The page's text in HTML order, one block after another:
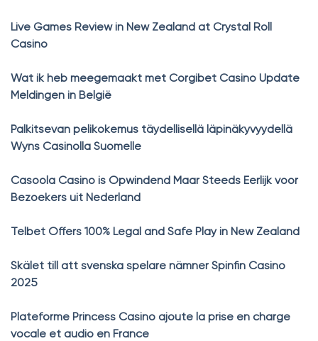
Live Games Review in New Zealand at Crystal Roll
Casino
Wat ik heb meegemaakt met Corgibet Casino Update
Meldingen in België
Palkitsevan pelikokemus täydellisellä läpinäkyvyydellä
Wyns Casinolla Suomelle
Casoola Casino is Opwindend Maar Steeds Eerlijk voor
Bezoekers uit Nederland
Telbet Offers 100% Legal and Safe Play in New Zealand
Skälet till att svenska spelare nämner Spinfin Casino
2025
Plateforme Princess Casino ajoute la prise en charge
vocale et audio en France